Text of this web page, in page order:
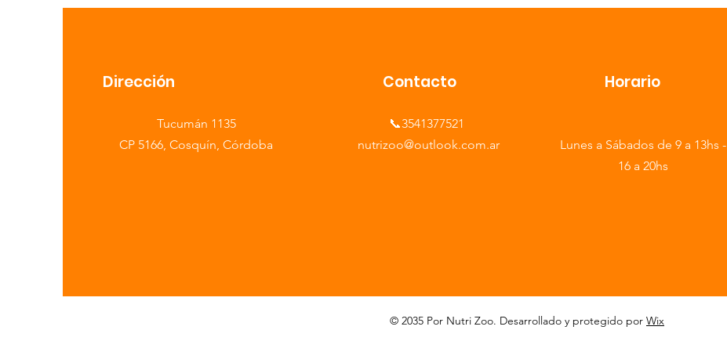
Dirección
​Tucumán 1135
CP 5166, Cosquín, Córdoba
Contacto
📞3541377521
​nutrizoo@outlook.com.ar
Horario
Lunes a Sábados de 9 a 13hs -
16 a 20hs
© 2035 Por Nutri Zoo. Desarrollado y protegido por Wix